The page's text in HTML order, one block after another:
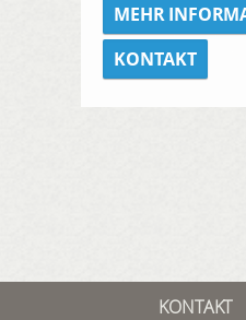
MEHR
KONTAKT
KONTAKT